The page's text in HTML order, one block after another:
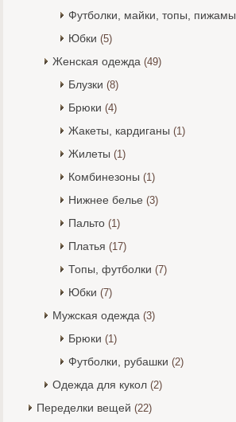
Футболки, майки, топы, пижамы
Юбки (5)
Женская одежда (49)
Блузки (8)
Брюки (4)
Жакеты, кардиганы (1)
Жилеты (1)
Комбинезоны (1)
Нижнее белье (3)
Пальто (1)
Платья (17)
Топы, футболки (7)
Юбки (7)
Мужская одежда (3)
Брюки (1)
Футболки, рубашки (2)
Одежда для кукол (2)
Переделки вещей (22)